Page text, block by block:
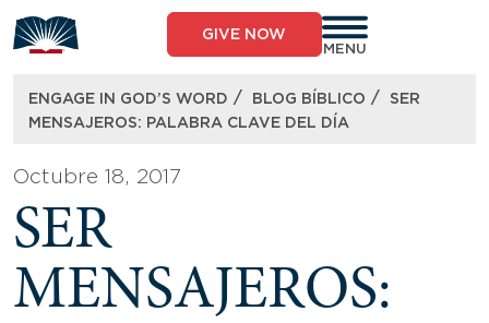
to
content
GIVE NOW
MENU
ENGAGE IN GOD’S WORD / BLOG BÍBLICO /
SER
MENSAJEROS: PALABRA CLAVE DEL DÍA
Octubre 18, 2017
SER
MENSAJEROS: